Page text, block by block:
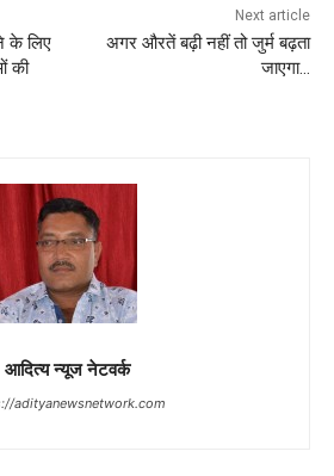
के लिए
की
Next article
अगर औरतें बढ़ी नहीं तो जुर्म बढ़ता
जाएगा…
आदित्य न्यूज नेटवर्क
adityanewsnetwork.com